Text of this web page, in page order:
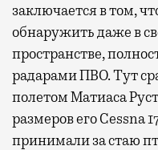
заключается в том,
обнаружить даже в
пространстве,
радарами ПВО. Тут
полетом Матиаса
размеров его Cessna
принимали за стаю